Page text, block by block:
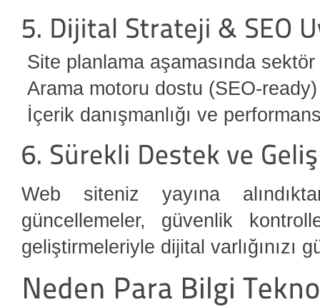
Site planlama aşamasında
Arama motoru dostu (SEO-ready)
İçerik danışmanlığı ve
Web siteniz yayına
güncellemeler, güvenlik
geliştirmeleriyle dijital varlığınızı